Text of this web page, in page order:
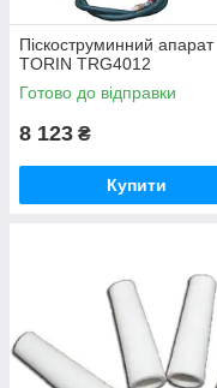
Піскоструминний апарат
TORIN TRG4012
Готово до відправки
8 123 ₴
Купити